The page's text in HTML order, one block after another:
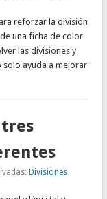
reforzar la división
una ficha de color
las divisiones y
solo ayuda a mejorar
tres
Divisiones